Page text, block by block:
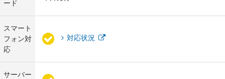
ード
スマート
フォン対
応
対応状況
サーバー